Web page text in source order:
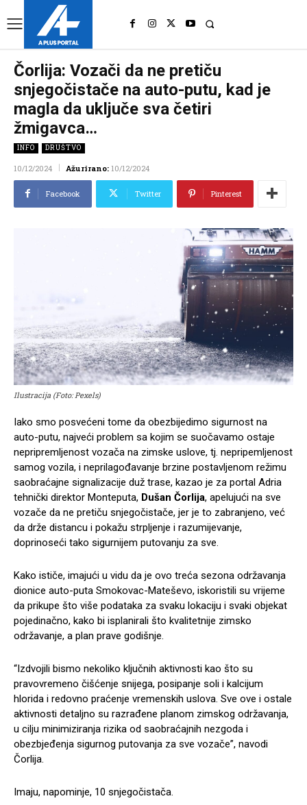
Čorlija: Vozači da ne pretiču
snjegočistače na auto-putu, kad je
magla da uključe sva četiri
žmigavca…
INFO DRUŠTVO
10/12/2024 Ažurirano: 10/12/2024
Facebook Twitter Pinterest
Ilustracija (Foto: Pexels)
Iako smo posvećeni tome da obezbijedimo sigurnost na
auto-putu, najveći problem sa kojim se suočavamo ostaje
nepripremljenost vozača na zimske uslove, tj. nepripemljenost
samog vozila, i neprilagođavanje brzine postavljenom režimu
saobraćajne signalizacije duž trase, kazao je za portal Adria
tehnički direktor Monteputa, Dušan Čorlija, apelujući na sve
vozače da ne pretiču snjegočistače, jer je to zabranjeno, već
da drže distancu i pokažu strpljenje i razumijevanje,
doprinoseći tako sigurnijem putovanju za sve.
Kako ističe, imajući u vidu da je ovo treća sezona održavanja
dionice auto-puta Smokovac-Mateševo, iskoristili su vrijeme
da prikupe što više podataka za svaku lokaciju i svaki objekat
pojedinačno, kako bi isplanirali što kvalitetnije zimsko
održavanje, a plan prave godišnje.
“Izdvojili bismo nekoliko ključnih aktivnosti kao što su
pravovremeno čišćenje snijega, posipanje soli i kalcijum
hlorida i redovno praćenje vremenskih uslova. Sve ove i ostale
aktivnosti detaljno su razrađene planom zimskog održavanja,
u cilju minimiziranja rizika od saobraćajnih nezgoda i
obezbjeđenja sigurnog putovanja za sve vozače”, navodi
Čorlija.
Imaju, napominje, 10 snjegočistača.